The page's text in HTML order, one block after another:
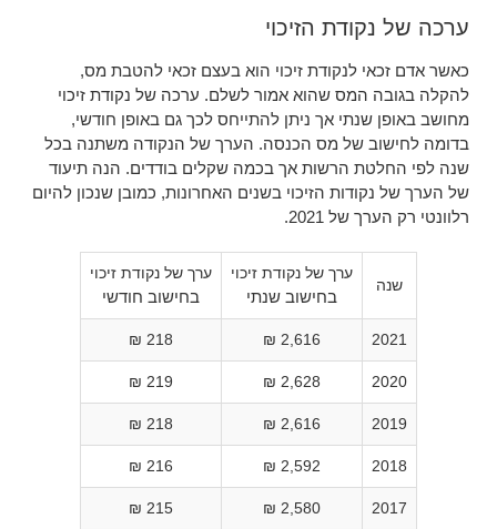
ערכה של נקודת הזיכוי
כאשר אדם זכאי לנקודת זיכוי הוא בעצם זכאי להטבת מס,
להקלה בגובה המס שהוא אמור לשלם. ערכה של נקודת זיכוי
מחושב באופן שנתי אך ניתן להתייחס לכך גם באופן חודשי,
בדומה לחישוב של מס הכנסה. הערך של הנקודה משתנה בכל
שנה לפי החלטת הרשות אך בכמה שקלים בודדים. הנה תיעוד
של הערך של נקודות הזיכוי בשנים האחרונות, כמובן שנכון להיום
רלוונטי רק הערך של 2021.
שנה
ערך של נקודת זיכוי
בחישוב שנתי
ערך של נקודת זיכוי
בחישוב חודשי
2021
2,616 ₪
218 ₪
2020
2,628 ₪
219 ₪
2019
2,616 ₪
218 ₪
2018
2,592 ₪
216 ₪
2017
2,580 ₪
215 ₪